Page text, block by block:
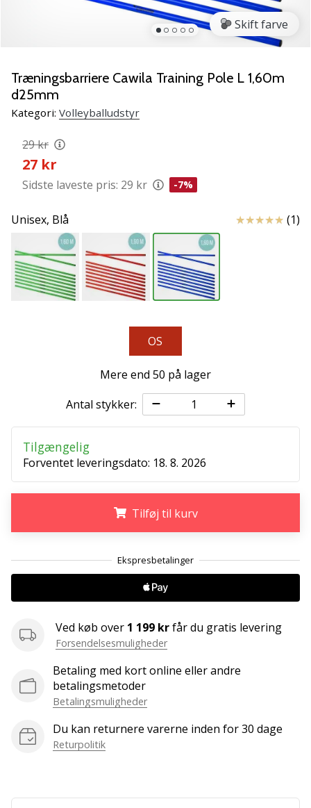
du
den
samme
som
Så
lad
løbe
sammen.
11. 8. 2022
•
egen
hjemmeside,
blog,
du
dem
Bliv
en
artikler
Skift farve
Træningsbarriere Cawila Training Pole L 1,60m
d25mm
Kategori: Volleyballudstyr
29 kr
27 kr
Sidste laveste pris: 29 kr -7%
Unisex, Blå Anmeldelser
(1)
OS
Mere end 50 på lager
Antal stykker:
Tilgængelig
Forventet leveringsdato: 18. 8. 2026
Tilføj til kurv
Ved køb over 1 199 krfår du gratis levering
Forsendelsesmuligheder
Betaling med kort online eller andre
betalingsmetoder
Betalingsmuligheder
Du kan returnere varerne inden for 30 dage
Returpolitik